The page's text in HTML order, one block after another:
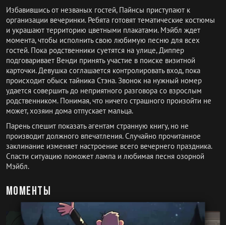
Избавившись от незваных гостей, Пайнсы приступают к
организации вечеринки. Ребята готовят тематические костюмы
и украшают территорию цветными плакатами. Мэйбл ждет
момента, чтобы исполнить свою любимую песню для всех
гостей. Пока родственники суетятся на улице, Диппер
подговаривает Венди принять участие в поиске визитной
карточки. Девушка соглашается контролировать вход, пока
происходит обыск тайника Стэна. Звонок на нужный номер
удается совершить до неприятного разговора со взрослым
родственником. Понимая, что ничего страшного произойти не
может, хозяин дома отпускает мальца.
Парень спешит показать агентам странную книгу, но не
производит должного впечатления. Случайно прочитанное
заклинание изменяет настроение всего вечернего праздника.
Спасти ситуацию поможет лампа и любимая песня озорной
Мэйбл.
Моменты